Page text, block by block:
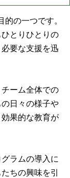
の一つです。
とりひとりの
要な支援を迅
ーム全体での
日々の様子や
果的な教育が
ラムの導入に
ちの興味を引